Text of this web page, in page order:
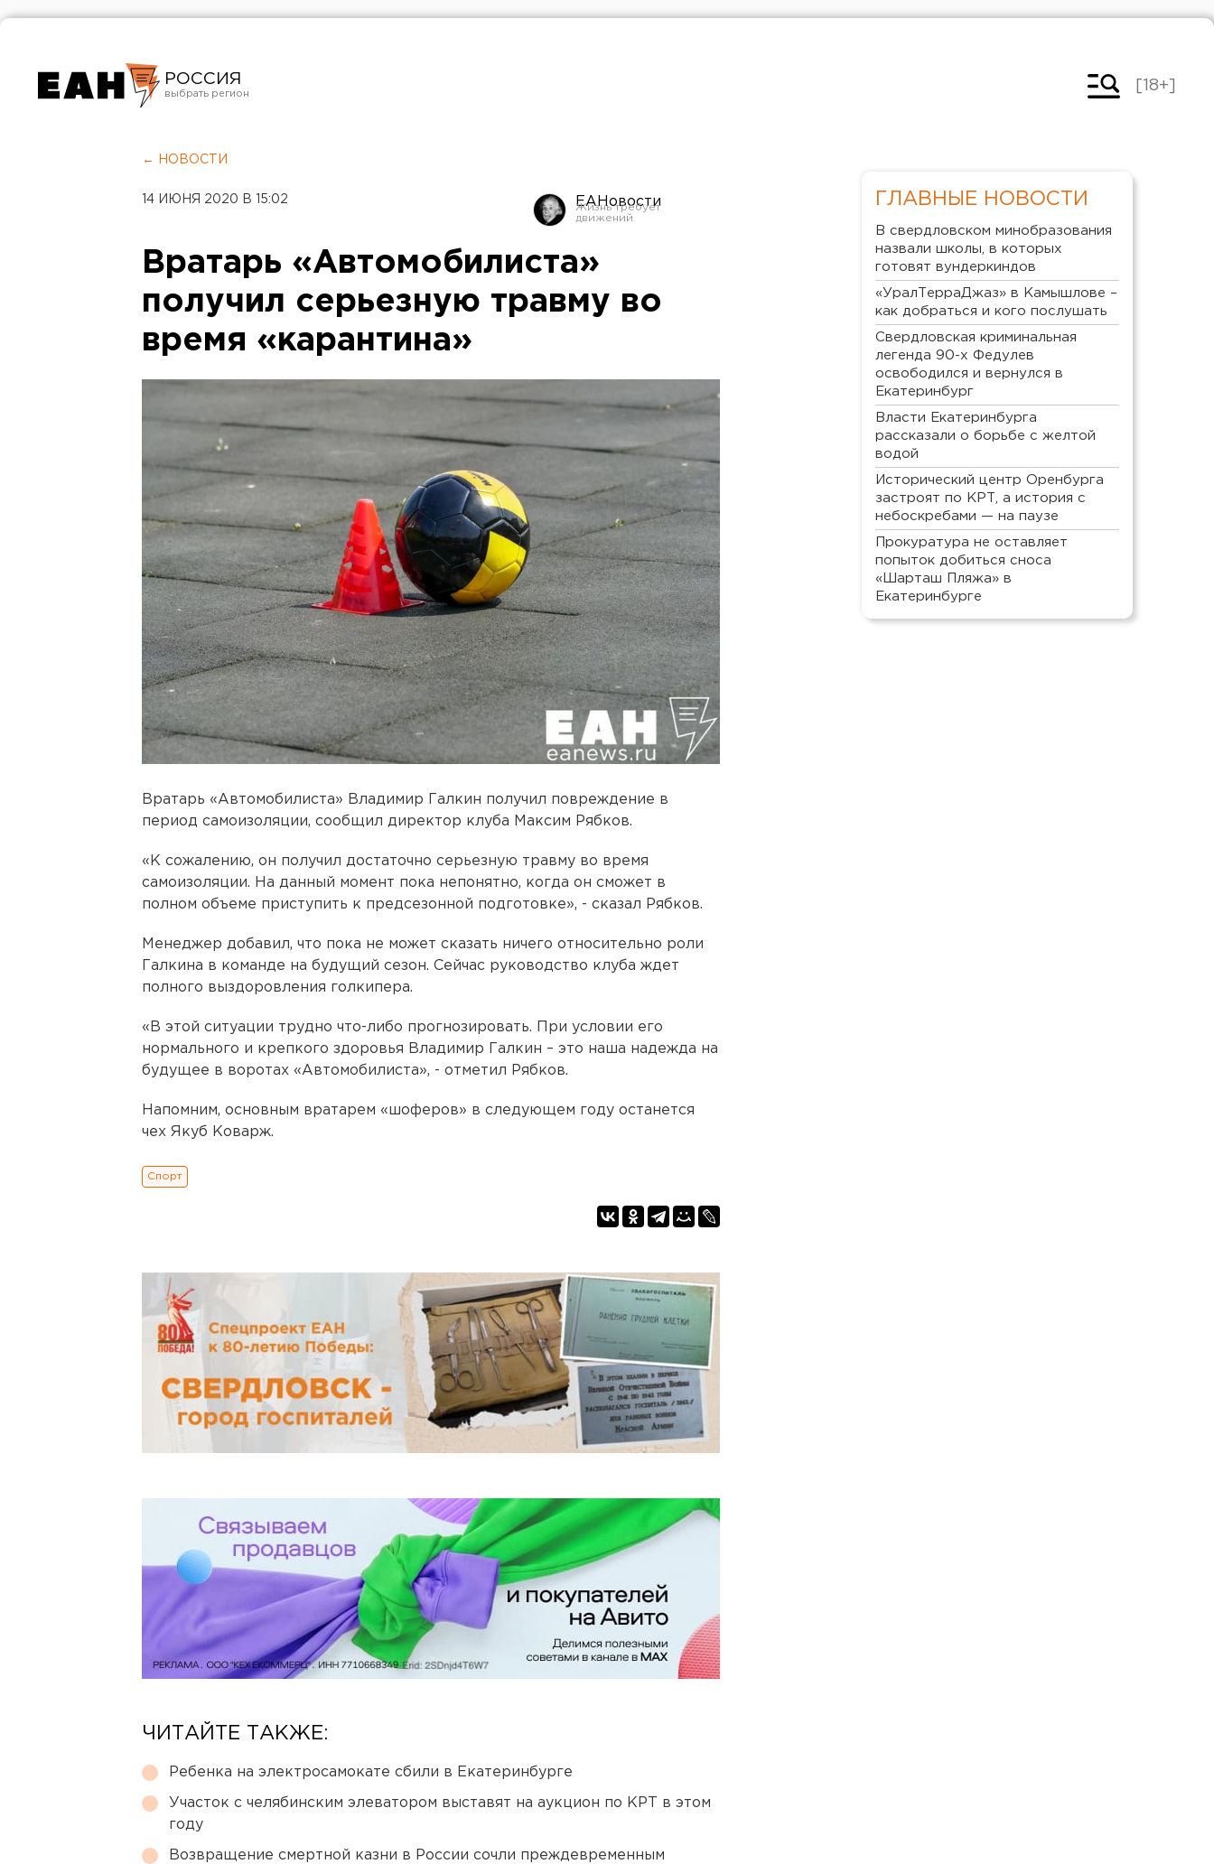
РОССИЯ
Челябинск
[18+]
← НОВОСТИ
14 ИЮНЯ 2020 В 15:02 ЕАНовости
Вратарь «Автомобилиста»
получил серьезную травму во
время «карантина»
Вратарь «Автомобилиста» Владимир Галкин получил повреждение в
период самоизоляции, сообщил директор клуба Максим Рябков.
«К сожалению, он получил достаточно серьезную травму во время
самоизоляции. На данный момент пока непонятно, когда он сможет в
полном объеме приступить к предсезонной подготовке», - сказал Рябков.
Менеджер добавил, что пока не может сказать ничего относительно роли
Галкина в команде на будущий сезон. Сейчас руководство клуба ждет
полного выздоровления голкипера.
«В этой ситуации трудно что-либо прогнозировать. При условии его
нормального и крепкого здоровья Владимир Галкин – это наша надежда на
будущее в воротах «Автомобилиста», - отметил Рябков.
Напомним, основным вратарем «шоферов» в следующем году останется
чех Якуб Коварж.
Спорт
ЧИТАЙТЕ ТАКЖЕ:
Ребенка на электросамокате сбили в Екатеринбурге
Участок с челябинским элеватором выставят на аукцион по КРТ в этом
году
Возвращение смертной казни в России сочли преждевременным
ГЛАВНЫЕ НОВОСТИ
В свердловском минобразования
назвали школы, в которых
готовят вундеркиндов
«УралТерраДжаз» в Камышлове –
как добраться и кого послушать
Свердловская криминальная
легенда 90-х Федулев
освободился и вернулся в
Екатеринбург
Власти Екатеринбурга
рассказали о борьбе с желтой
водой
Исторический центр Оренбурга
застроят по КРТ, а история с
небоскребами — на паузе
Прокуратура не оставляет
попыток добиться сноса
«Шарташ Пляжа» в
Екатеринбурге